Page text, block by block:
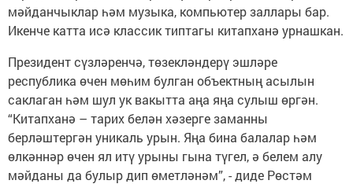
мәйданчыклар һәм музыка, компьютер заллары бар.
Икенче катта исә классик типтагы китапханә урнашкан.
Президент сүзләренчә, төзекләндерү эшләре
республика өчен мөһим булган объектның асылын
саклаган һәм шул ук вакытта аңа яңа сулыш өргән.
“Китапханә – тарих белән хәзерге заманны
берләштергән уникаль урын. Яңа бина балалар һәм
өлкәннәр өчен ял итү урыны гына түгел, ә белем алу
мәйданы да булыр дип өметләнәм”, - диде Рөстәм